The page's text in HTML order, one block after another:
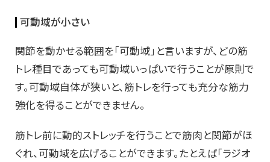
可動域が小さい
関節を動かせる範囲を「可動域」と言いますが、どの筋
トレ種目であっても可動域いっぱいで行うことが原則で
す。可動域自体が狭いと、筋トレを行っても充分な筋力
強化を得ることができません。
筋トレ前に動的ストレッチを行うことで筋肉と関節がほ
ぐれ、可動域を広げることができます。たとえば「ラジオ